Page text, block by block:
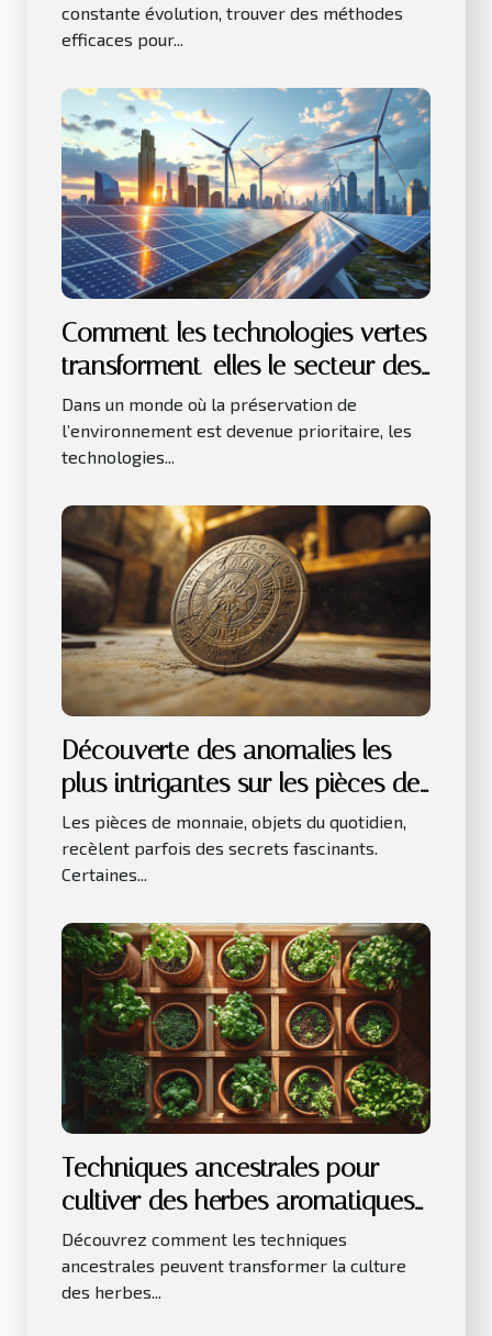
constante évolution, trouver des méthodes
efficaces pour...
Comment les technologies vertes
transforment-elles le secteur des
affaires ?
Dans un monde où la préservation de
l’environnement est devenue prioritaire, les
technologies...
Découverte des anomalies les
plus intrigantes sur les pièces de
monnaie
Les pièces de monnaie, objets du quotidien,
recèlent parfois des secrets fascinants.
Certaines...
Techniques ancestrales pour
cultiver des herbes aromatiques
en intérieur
Découvrez comment les techniques
ancestrales peuvent transformer la culture
des herbes...